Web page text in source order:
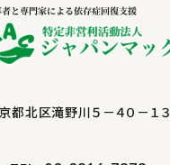
都北区滝野川５－４０－１３